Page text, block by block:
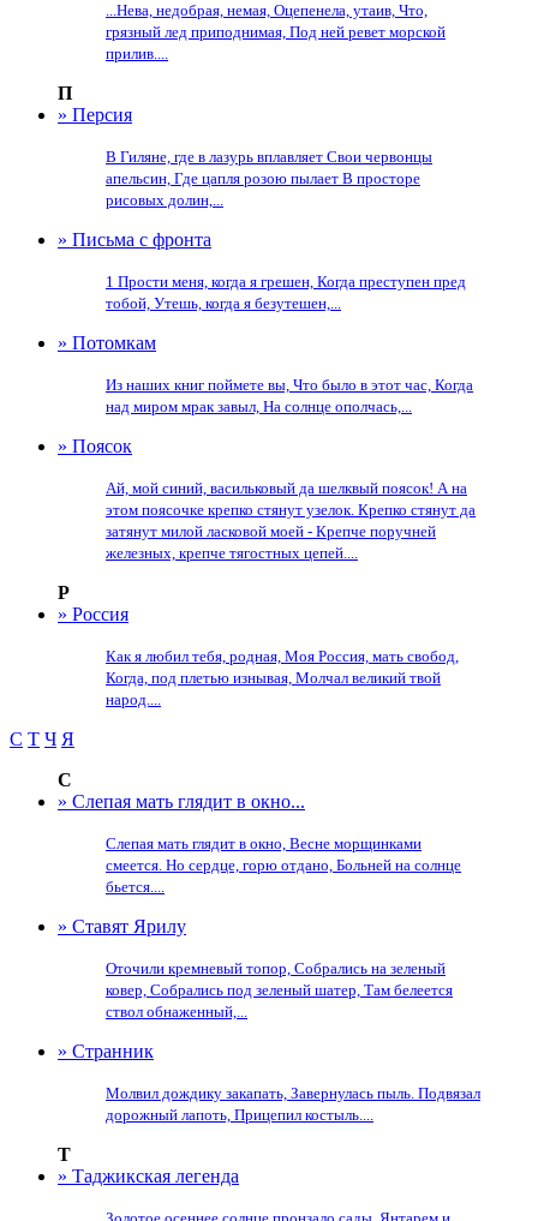
...Нева, недобрая, немая, Оцепенела, утаив, Что,
грязный лед приподнимая, Под ней ревет морской
прилив....
П
» Персия
В Гиляне, где в лазурь вплавляет Свои червонцы
апельсин, Где цапля розою пылает В просторе
рисовых долин,...
» Письма с фронта
1 Прости меня, когда я грешен, Когда преступен пред
тобой, Утешь, когда я безутешен,...
» Потомкам
Из наших книг поймете вы, Что было в этот час, Когда
над миром мрак завыл, На солнце ополчась,...
» Поясок
Ай, мой синий, васильковый да шелквый поясок! А на
этом поясочке крепко стянут узелок. Крепко стянут да
затянут милой ласковой моей - Крепче поручней
железных, крепче тягостных цепей....
Р
» Россия
Как я любил тебя, родная, Моя Россия, мать свобод,
Когда, под плетью изнывая, Молчал великий твой
народ....
С Т Ч Я
С
» Слепая мать глядит в окно...
Слепая мать глядит в окно, Весне морщинками
смеется. Но сердце, горю отдано, Больней на солнце
бьется....
» Ставят Ярилу
Оточили кремневый топор, Собрались на зеленый
ковер, Собрались под зеленый шатер, Там белеется
ствол обнаженный,...
» Странник
Молвил дождику закапать, Завернулась пыль. Подвязал
дорожный лапоть, Прицепил костыль....
Т
» Таджикская легенда